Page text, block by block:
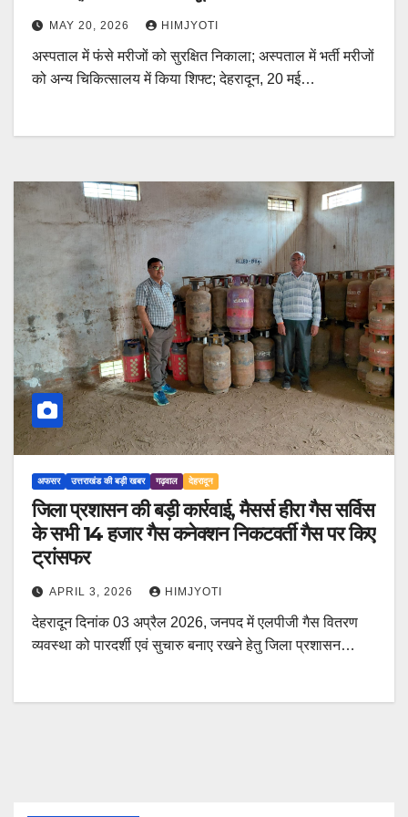
MAY 20, 2026 HIMJYOTI
अस्पताल में फंसे मरीजों को सुरक्षित निकाला; अस्पताल में भर्ती मरीजों
को अन्य चिकित्सालय में किया शिफ्ट; देहरादून, 20 मई…
अफसर उत्तराखंड की बड़ी खबर गढ़वाल देहरादून
जिला प्रशासन की बड़ी कार्रवाई, मैसर्स हीरा गैस सर्विस
के सभी 14 हजार गैस कनेक्शन निकटवर्ती गैस पर किए
ट्रांसफर
APRIL 3, 2026 HIMJYOTI
देहरादून दिनांक 03 अप्रैल 2026, जनपद में एलपीजी गैस वितरण
व्यवस्था को पारदर्शी एवं सुचारु बनाए रखने हेतु जिला प्रशासन…